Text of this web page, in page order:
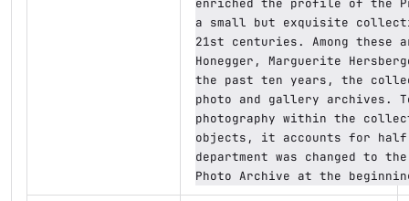
enriched the profile of the
a small but exquisite
21st centuries. Among these
Honegger, Marguerite
the past ten years, the
photo and gallery archives.
photography within the
objects, it accounts for half
department was changed to
Photo Archive at the